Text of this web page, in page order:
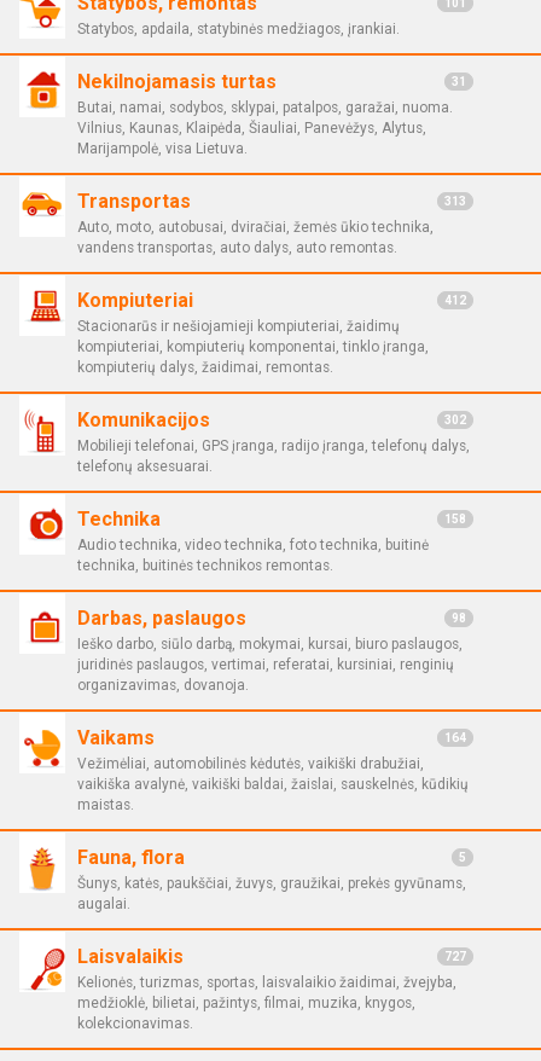
101
Statybos, apdaila, statybinės medžiagos, įrankiai.
Nekilnojamasis turtas 31
Butai, namai, sodybos, sklypai, patalpos, garažai, nuoma.
Vilnius, Kaunas, Klaipėda, Šiauliai, Panevėžys, Alytus,
Marijampolė, visa Lietuva.
Transportas 313
Auto, moto, autobusai, dviračiai, žemės ūkio technika,
vandens transportas, auto dalys, auto remontas.
Kompiuteriai 412
Stacionarūs ir nešiojamieji kompiuteriai, žaidimų
kompiuteriai, kompiuterių komponentai, tinklo įranga,
kompiuterių dalys, žaidimai, remontas.
Komunikacijos 302
Mobilieji telefonai, GPS įranga, radijo įranga, telefonų dalys,
telefonų aksesuarai.
Technika 158
Audio technika, video technika, foto technika, buitinė
technika, buitinės technikos remontas.
Darbas, paslaugos 98
Ieško darbo, siūlo darbą, mokymai, kursai, biuro paslaugos,
juridinės paslaugos, vertimai, referatai, kursiniai, renginių
organizavimas, dovanoja.
Vaikams 164
Vežimėliai, automobilinės kėdutės, vaikiški drabužiai,
vaikiška avalynė, vaikiški baldai, žaislai, sauskelnės, kūdikių
maistas.
Fauna, flora 5
Šunys, katės, paukščiai, žuvys, graužikai, prekės gyvūnams,
augalai.
Laisvalaikis 727
Kelionės, turizmas, sportas, laisvalaikio žaidimai, žvejyba,
medžioklė, bilietai, pažintys, filmai, muzika, knygos,
kolekcionavimas.